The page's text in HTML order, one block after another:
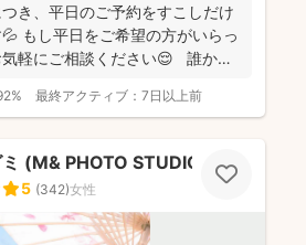
き、平日のご予約をすこしだけ
もし平日をご希望の方がいらっ
気軽にご相談ください😌 誰かに
最終アクティブ： 7日以上前
(M& PHOTO STUDIO）
5 (342)女性